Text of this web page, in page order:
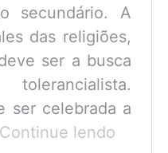
secundário. A
das religiões,
ser a busca
ser celebrada a
Continue lendo